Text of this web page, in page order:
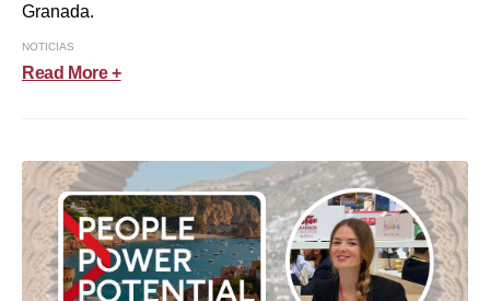
Granada.
NOTICIAS
Read More +